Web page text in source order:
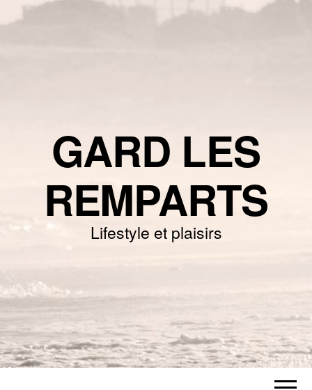
GARD LES
REMPARTS
Lifestyle et plaisirs